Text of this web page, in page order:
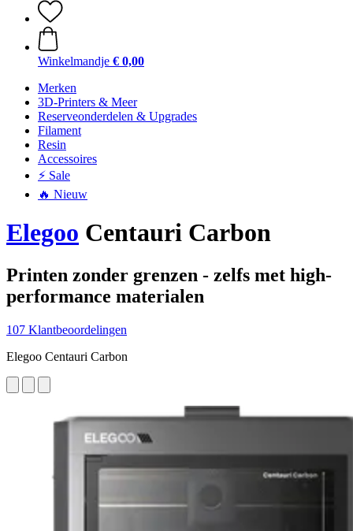
Winkelmandje € 0,00
Merken
3D-Printers & Meer
Reserveonderdelen & Upgrades
Filament
Resin
Accessoires
⚡ Sale
🔥 Nieuw
Elegoo Centauri Carbon
Printen zonder grenzen - zelfs met high-
performance materialen
107 Klantbeoordelingen
Elegoo Centauri Carbon